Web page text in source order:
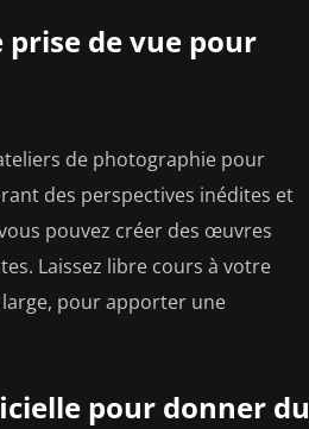
de vue pour
de photographie pour
des perspectives inédites et
pouvez créer des œuvres
Laissez libre cours à votre
pour apporter une
pour donner du